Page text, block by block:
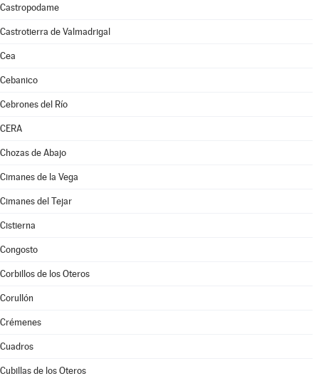
Castropodame
Castrotierra de Valmadrigal
Cea
Cebanico
Cebrones del Río
CERA
Chozas de Abajo
Cimanes de la Vega
Cimanes del Tejar
Cistierna
Congosto
Corbillos de los Oteros
Corullón
Crémenes
Cuadros
Cubillas de los Oteros